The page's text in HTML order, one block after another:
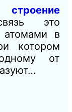
это
атомами в
котором
от